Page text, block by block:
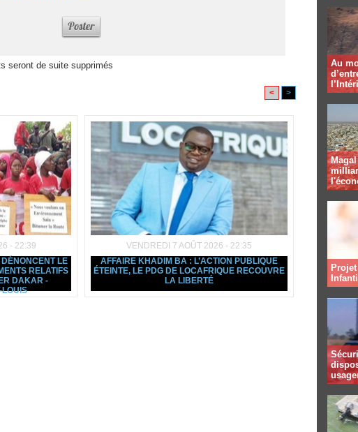
seront de suite supprimés
< >
- 22:39
LE
RELATIFS
DAKAR -
LOUIS
VENDREDI 7 AOÛT 2026 - 22:35
AFFAIRE KHADIM BA : L’ACTION PUBLIQUE
ÉTEINTE, LE PDG DE LOCAFRIQUE RECOUVRE
LA LIBERTÉ
Au